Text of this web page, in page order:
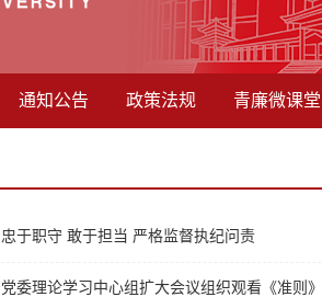
通知公告 政策法规 青廉微课堂
忠于职守 敢于担当 严格监督执纪问责
党委理论学习中心组扩大会议组织观看《准则